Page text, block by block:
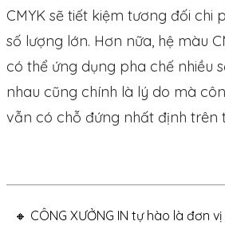
CMYK sẽ tiết kiệm tương đối chi
số lượng lớn. Hơn nữa, hệ màu
có thể ứng dụng pha chế nhiều
nhau cũng chính là lý do mà
vẫn có chỗ đứng nhất định trên
🔸 CÔNG XƯỞNG IN tự hào là đơn